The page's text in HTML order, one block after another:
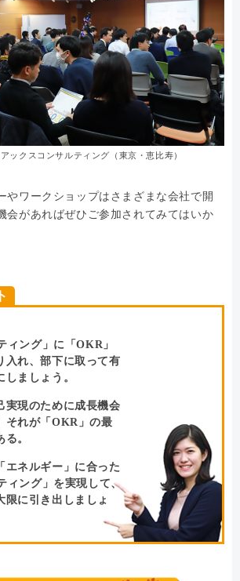
ックスコンサルティング（東京・恵比寿）
やワークショップはさまざまな会社で開
会があればぜひご参加されてみてはいか
ィング」に「OKR」
入れ、部下に取って有
ましょう。
実現のために成長機会
それが「OKR」の最
。
エネルギー」に合った
ィング」を実現して、
限に引き出しましょ